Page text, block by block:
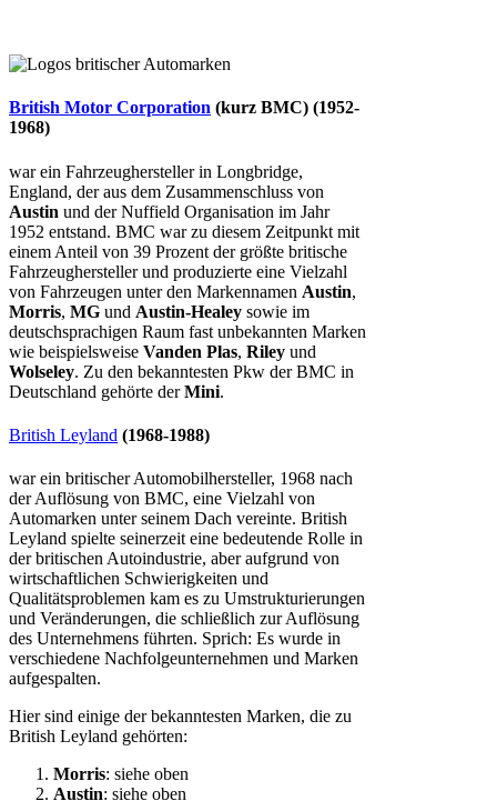
British Motor Corporation (kurz BMC) (1952-
1968)
war ein Fahrzeughersteller in Longbridge,
England, der aus dem Zusammenschluss von
Austin und der Nuffield Organisation im Jahr
1952 entstand. BMC war zu diesem Zeitpunkt mit
einem Anteil von 39 Prozent der größte britische
Fahrzeughersteller und produzierte eine Vielzahl
von Fahrzeugen unter den Markennamen Austin,
Morris, MG und Austin-Healey sowie im
deutschsprachigen Raum fast unbekannten Marken
wie beispielsweise Vanden Plas, Riley und
Wolseley. Zu den bekanntesten Pkw der BMC in
Deutschland gehörte derMini.
British Leyland (1968-1988)
war ein britischer Automobilhersteller, 1968 nach
der Auflösung von BMC, eine Vielzahl von
Automarken unter seinem Dach vereinte. British
Leyland spielte seinerzeit eine bedeutende Rolle in
der britischen Autoindustrie, aber aufgrund von
wirtschaftlichen Schwierigkeiten und
Qualitätsproblemen kam es zu Umstrukturierungen
und Veränderungen, die schließlich zur Auflösung
des Unternehmens führten. Sprich: Es wurde in
verschiedene Nachfolgeunternehmen und Marken
aufgespalten.
Hier sind einige der bekanntesten Marken, die zu
British Leyland gehörten:
Morris: siehe oben
Austin: siehe oben